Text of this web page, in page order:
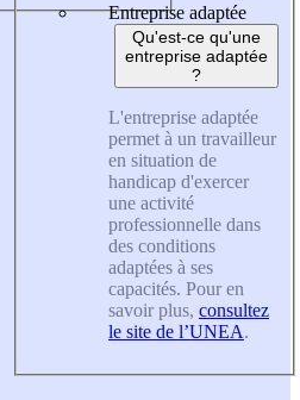
Entreprise adaptée
Qu'est-ce qu'une
entreprise adaptée
?
L'entreprise adaptée
permet à un travailleur
en situation de
handicap d'exercer
une activité
professionnelle dans
des conditions
adaptées à ses
capacités. Pour en
savoir plus, consultez
le site de l’UNEA.